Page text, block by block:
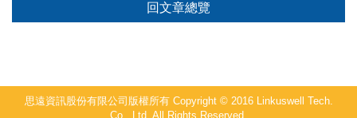
回文章總覽
思遠資訊股份有限公司版權所有 Copyright © 2016 Linkuswell Tech.
Co., Ltd. All Rights Reserved.